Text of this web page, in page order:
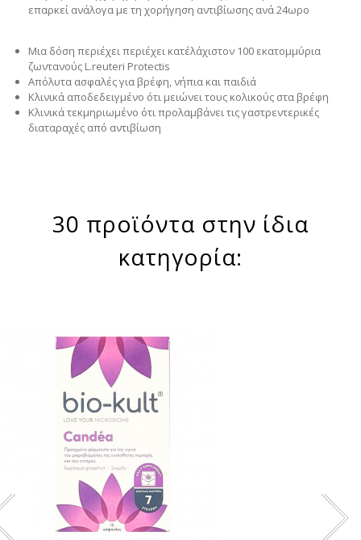
επαρκεί ανάλογα με τη χορήγηση αντιβίωσης ανά 24ωρο
Μια δόση περιέχει περιέχει κατ΄ελάχιστον 100 εκατομμύρια
ζωντανούς L.reuteri Protectis
Απόλυτα ασφαλές για βρέφη, νήπια και παιδιά
Κλινικά αποδεδειγμένο ότι μειώνει τους κολικούς στα βρέφη
Κλινικά τεκμηριωμένο ότι προλαμβάνει τις γαστρεντερικές
διαταραχές από αντιβίωση
30 προϊόντα στην ίδια
κατηγορία: